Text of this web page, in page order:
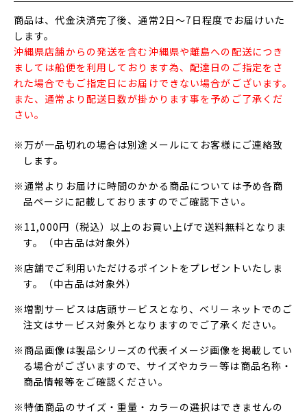
商品は、代金決済完了後、通常2日～7日程度でお届けいた
します。
沖縄県店舗からの発送を含む沖縄県や離島への配送につき
ましては船便を利用しております為、配達日のご指定をさ
れた場合でもご指定日にお届けできない場合がございます。
また、通常より配送日数が掛かります事を予めご了承くだ
さい。
※万が一品切れの場合は別途メールにてお客様にご連絡致
します。
※通常よりお届けに時間のかかる商品については予め各商
品ページに記載しておりますのでご確認下さい。
※11,000円（税込）以上のお買い上げで送料無料となりま
す。（中古品は対象外）
※店舗でご利用いただけるポイントをプレゼントいたしま
す。（中古品は対象外）
※増割サービスは店頭サービスとなり、ベリーネットでのご
注文はサービス対象外となりますのでご了承ください。
※商品画像は製品シリーズの代表イメージ画像を掲載してい
る場合がございますので、サイズやカラー等は商品名称・
商品情報等をご確認ください。
※特価商品のサイズ・重量・カラーの選択はできませんの